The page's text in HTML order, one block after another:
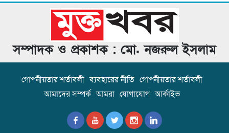
সম্পাদক ও প্রকাশক : মো. নজরুল ইসলাম
গোপনীয়তার শর্তাবলী ব্যবহারের নীতি গোপনীয়তার শর্তাবলী
আমাদের সম্পর্ক আমরা যোগাযোগ আর্কাইভ